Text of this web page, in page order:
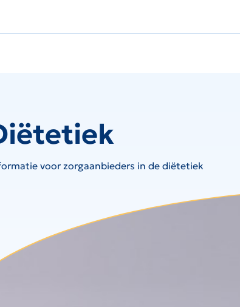
voor zorgaanbieders in de diëtetiek